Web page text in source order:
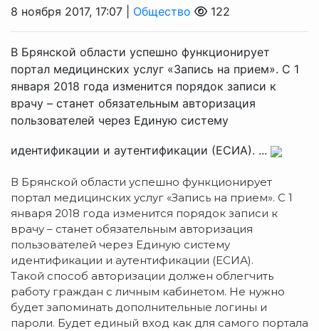
8 ноября 2017, 17:07 | Общество 122
В Брянской области успешно функционирует
портал медицинских услуг «Запись на прием». С 1
января 2018 года изменится порядок записи к
врачу – станет обязательным авторизация
пользователей через Единую систему
идентификации и аутентификации (ЕСИА). ...
В Брянской области успешно функционирует
портал медицинских услуг «Запись на прием». С 1
января 2018 года изменится порядок записи к
врачу – станет обязательным авторизация
пользователей через Единую систему
идентификации и аутентификации (ЕСИА).
Такой способ авторизации должен облегчить
работу граждан с личным кабинетом. Не нужно
будет запоминать дополнительные логины и
пароли. Будет единый вход как для самого портала